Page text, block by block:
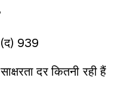
(द) 939
दर कितनी रही हैं